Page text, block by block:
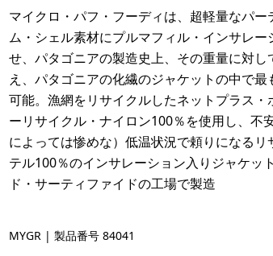
マイクロ・パフ・フーディは、超軽量なパー
ム・シェル素材にプルマフィル・インサレー
せ、パタゴニアの製造史上、その重量に対し
え、パタゴニアの化繊のジャケットの中で
可能。漁網をリサイクルしたネットプラス・
ーリサイクル・ナイロン100％を使用し、不
によっては惨めな）低温状況で頼りになるリ
テル100％のインサレーション入りジャケッ
ド・サーティファイドの工場で製造
May Grey
MYGR | 製品番号 84041